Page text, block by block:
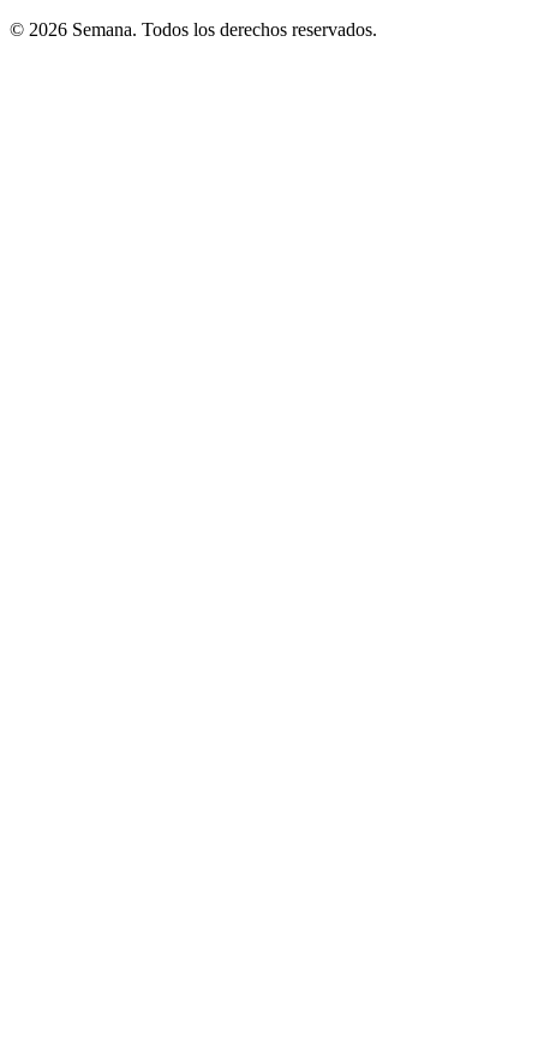
© 2026 Semana. Todos los derechos reservados.